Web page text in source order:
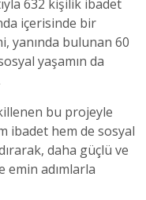
632 kişilik ibadet
içerisinde bir
yanında bulunan 60
yaşamın da
bu projeyle
ibadet hem de sosyal
daha güçlü ve
emin adımlarla